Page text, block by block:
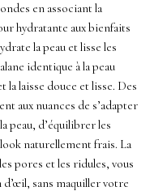
en associant la
hydratante aux bienfaits
la peau et lisse les
identique à la peau
la laisse douce et lisse. Des
aux nuances de s’adapter
peau, d’équilibrer les
naturellement frais. La
pores et les ridules, vous
sans maquiller votre